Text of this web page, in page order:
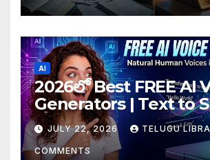
AI
2026లో Best FREE AI
Generators | Text to
కోసం Top 4 AI Tools
JULY 22, 2026 TELUGU
COMMENTS